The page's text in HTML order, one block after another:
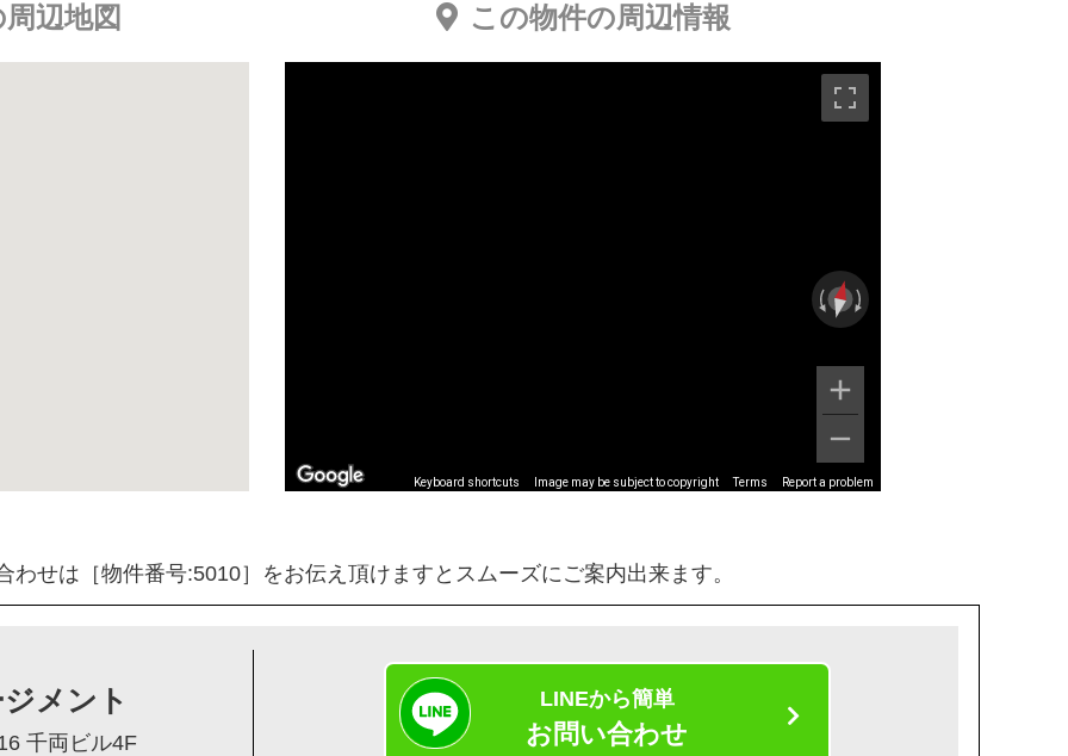
辺地図 この物件の周辺情報
Keyboard shortcuts Image may be subject to copyright Terms Report a problem
わせは［物件番号:5010］をお伝え頂けますとスムーズにご案内出来ます。
メント
千両ビル4F
LINEから簡単
お問い合わせ